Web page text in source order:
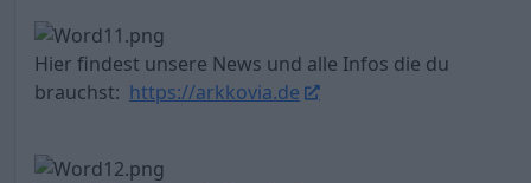
Hier findest unsere News und alle Infos die du
brauchst: https://arkkovia.de